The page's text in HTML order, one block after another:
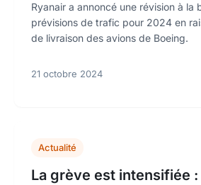
Ryanair a annoncé une révision à la
prévisions de trafic pour 2024 en
de livraison des avions de Boeing.
21 octobre 2024
Actualité
La grève est intensifiée